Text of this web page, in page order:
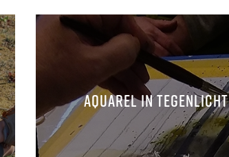
Aquarel in tegenlicht